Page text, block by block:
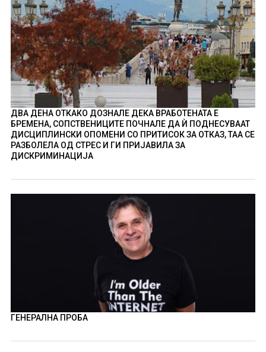
ДВА ДЕНА ОТКАКО ДОЗНАЛЕ ДЕКА ВРАБОТЕНАТА Е
БРЕМЕНА, СОПСТВЕНИЦИТЕ ПОЧНАЛЕ ДА Ѝ ПОДНЕСУВААТ
ДИСЦИПЛИНСКИ ОПОМЕНИ СО ПРИТИСОК ЗА ОТКАЗ, ТАА СЕ
РАЗБОЛЕЛА ОД СТРЕС И ГИ ПРИЈАВИЛА ЗА
ДИСКРИМИНАЦИЈА
ГЕНЕРАЛНА ПРОБА